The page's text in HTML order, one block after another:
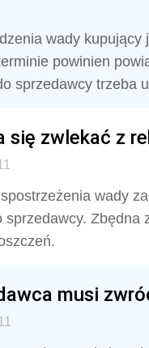
wady
powinien
sprzedawcy trzeba
się zwlekać z
wady
sprzedawcy. Zbędna
musi